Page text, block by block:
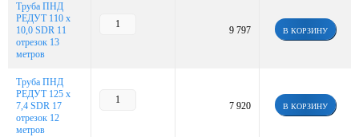
Труба ПНД
РЕДУТ 110 х
10,0 SDR 11
отрезок 13
метров
9 797 В КОРЗИНУ
Труба ПНД
РЕДУТ 125 х
7,4 SDR 17
отрезок 12
метров
7 920 В КОРЗИНУ